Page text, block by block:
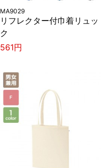
MA9029
リフレクター付巾着リュッ
ク
561円